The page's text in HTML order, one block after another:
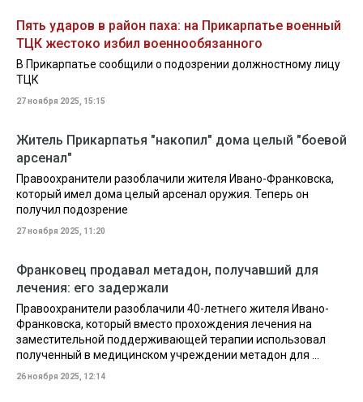
Пять ударов в район паха: на Прикарпатье военный
ТЦК жестоко избил военнообязанного
В Прикарпатье сообщили о подозрении должностному лицу
ТЦК
27 ноября 2025, 15:15
Житель Прикарпатья "накопил" дома целый "боевой
арсенал"
Правоохранители разоблачили жителя Ивано-Франковска,
который имел дома целый арсенал оружия. Теперь он
получил подозрение
27 ноября 2025, 11:20
Франковец продавал метадон, получавший для
лечения: его задержали
Правоохранители разоблачили 40-летнего жителя Ивано-
Франковска, который вместо прохождения лечения на
заместительной поддерживающей терапии использовал
полученный в медицинском учреждении метадон для ...
26 ноября 2025, 12:14